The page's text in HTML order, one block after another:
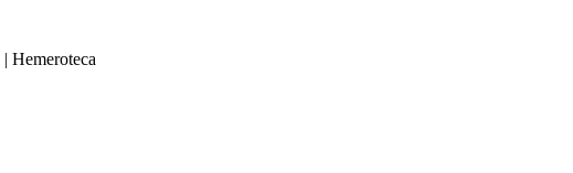
| Hemeroteca